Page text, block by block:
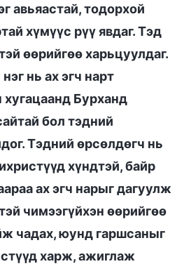
авьяастай, тодорхой
хүмүүс рүү явдаг. Тэд
өөрийгөө харьцуулдаг.
нь ах эгч нарт
хугацаанд Бурханд
бол тэдний
Тэдний өрсөлдөгч нь
хүндтэй, байр
ах эгч нарыг дагуулж
чимээгүйхэн өөрийгөө
чадах, юунд гаршсаныг
харж, ажиглаж